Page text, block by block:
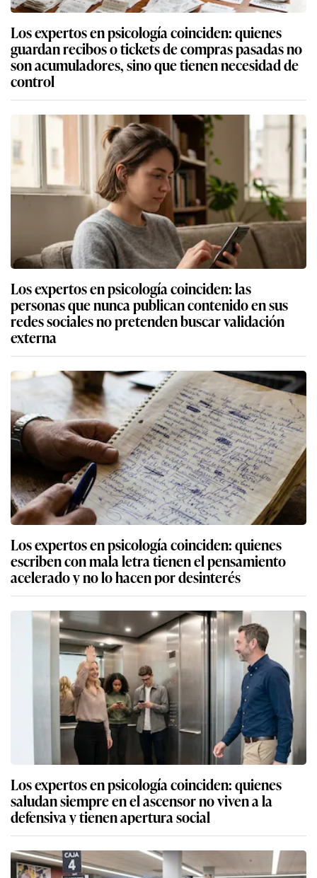
Los expertos en psicología coinciden: quienes
guardan recibos o tickets de compras pasadas no
son acumuladores, sino que tienen necesidad de
control
Los expertos en psicología coinciden: las
personas que nunca publican contenido en sus
redes sociales no pretenden buscar validación
externa
Los expertos en psicología coinciden: quienes
escriben con mala letra tienen el pensamiento
acelerado y no lo hacen por desinterés
Los expertos en psicología coinciden: quienes
saludan siempre en el ascensor no viven a la
defensiva y tienen apertura social